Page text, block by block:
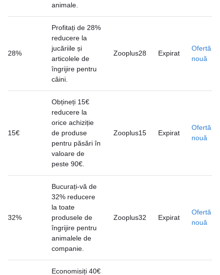
animale.
28%
Profitați de 28%
reducere la
jucăriile și
articolele de
îngrijire pentru
câini.
Zooplus28 Expirat
Ofertă
nouă
15€
Obțineți 15€
reducere la
orice achiziție
de produse
pentru păsări în
valoare de
peste 90€.
Zooplus15 Expirat
Ofertă
nouă
32%
Bucurați-vă de
32% reducere
la toate
produsele de
îngrijire pentru
animalele de
companie.
Zooplus32 Expirat
Ofertă
nouă
Economisiți 40€